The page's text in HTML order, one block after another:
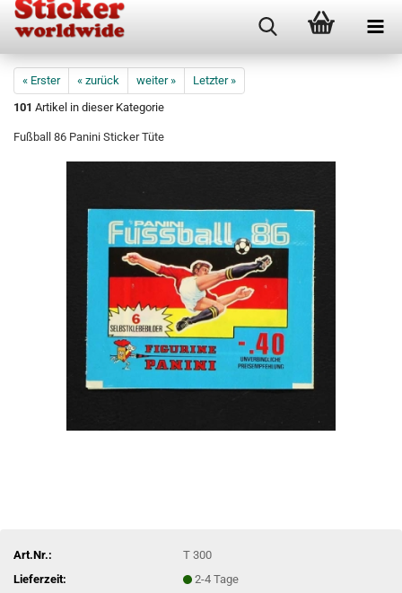
« Erster « zurück weiter »
Letzter »
101 Artikel in dieser Kategorie
Fußball 86 Panini Sticker Tüte
Art.Nr.:
T 300
Lieferzeit:
2-4 Tage